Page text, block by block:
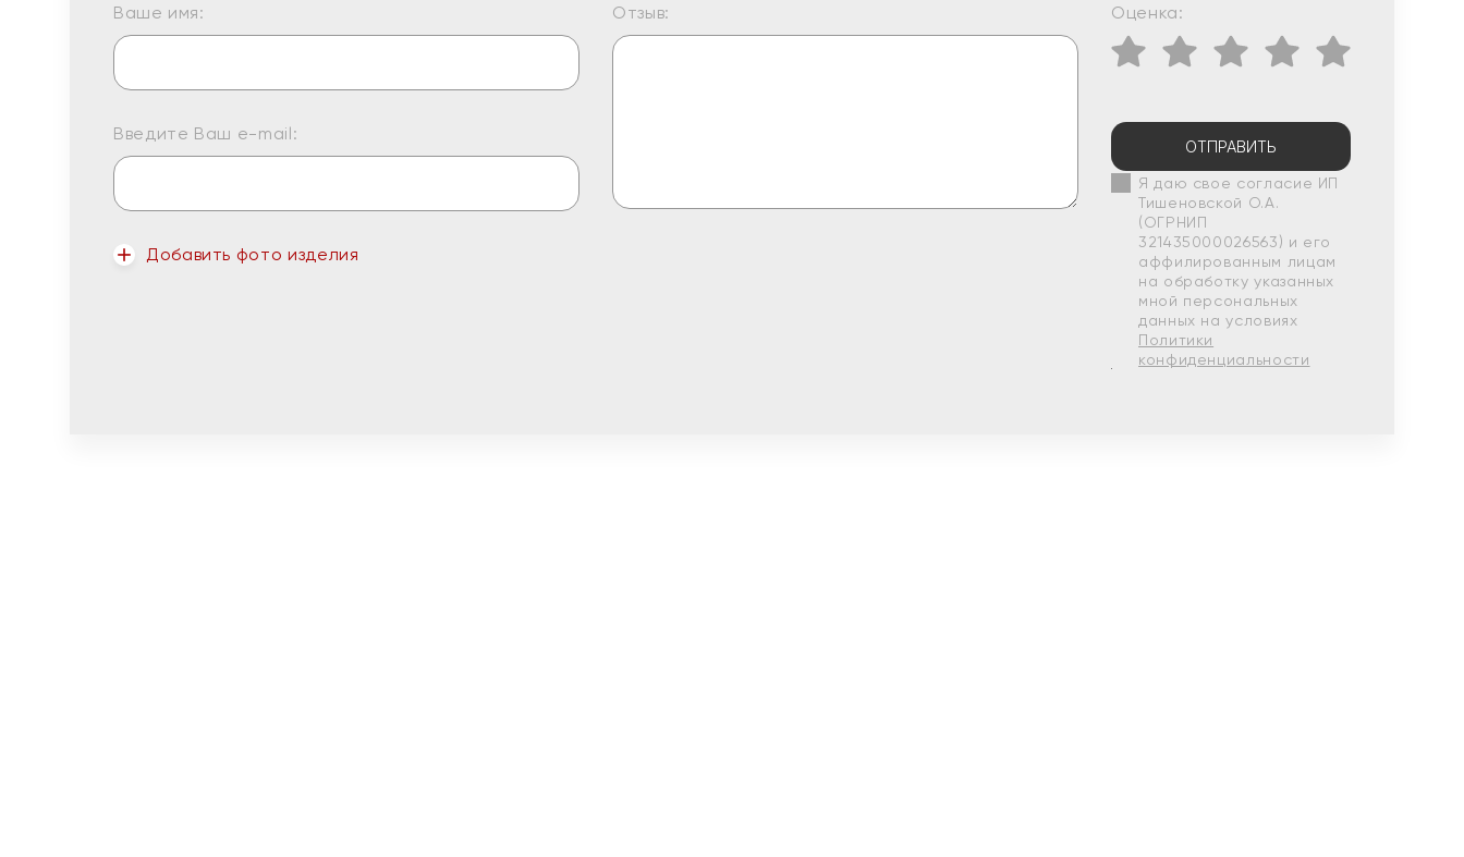
Ваше имя:
Введите Ваш e-mail:
Добавить фото изделия
Отзыв: Оценка:
ОТПРАВИТЬ
Я даю свое согласие ИП
Тишеновской О.А.
(ОГРНИП
321435000026563) и его
аффилированным лицам
на обработку указанных
мной персональных
данных на условиях
Политики
конфиденциальности